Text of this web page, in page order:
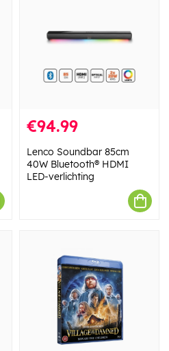
€94.99
Lenco Soundbar 85cm
40W Bluetooth® HDMI
LED-verlichting